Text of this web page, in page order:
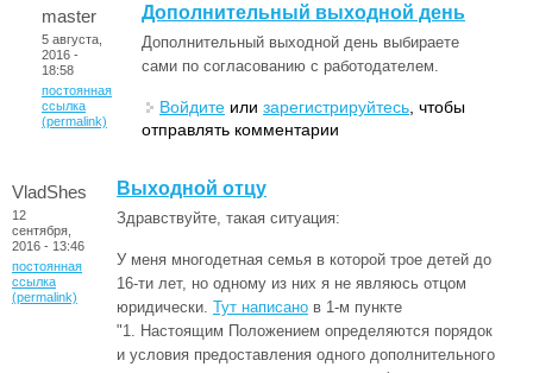
master
5 августа,
2016 -
18:58
постоянная
ссылка
(permalink)
Дополнительный выходной день
Дополнительный выходной день выбираете
сами по согласованию с работодателем.
Войдите или зарегистрируйтесь , чтобы
отправлять комментарии
VladShes
12
сентября,
2016 - 13:46
постоянная
ссылка
(permalink)
Выходной отцу
Здравствуйте, такая ситуация:
У меня многодетная семья в которой трое детей до
16-ти лет, но одному из них я не являюсь отцом
юридически. Тут написано в 1-м пункте
"1. Настоящим Положением определяются порядок
и условия предоставления одного дополнительного